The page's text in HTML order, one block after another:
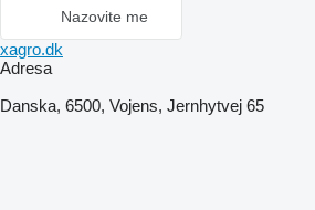
Nazovite me
xagro.dk
Adresa
Danska, 6500, Vojens, Jernhytvej 65